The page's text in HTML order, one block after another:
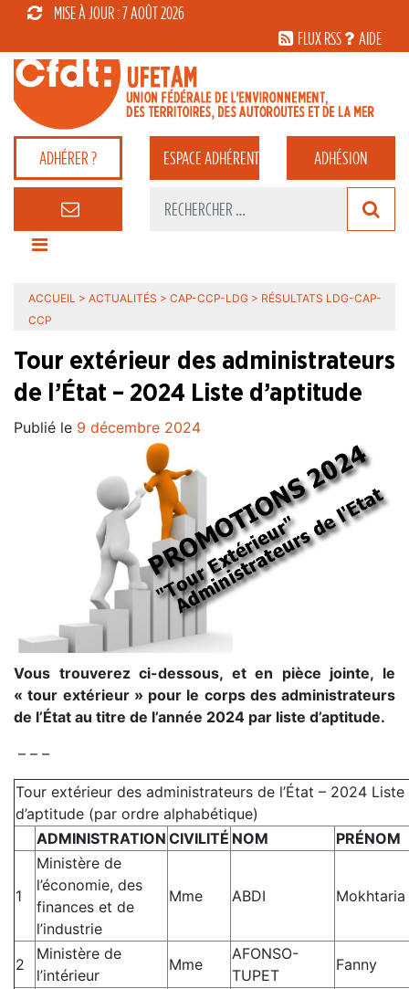
MISE À JOUR : 7 AOÛT 2026
FLUX RSS
AIDE
ADHÉRER ? ESPACEADHÉRENT ADHÉSION
ACCUEIL > ACTUALITÉS > CAP-CCP-LDG > RÉSULTATS LDG-CAP-
CCP
Tour extérieur des administrateurs
de l’État – 2024 Liste d’aptitude
Publié le 9 décembre 2024
Vous trouverez ci-dessous, et en pièce jointe, le
« tour extérieur » pour le corps des administrateurs
de l’État au titre de l’année 2024 par liste d’aptitude.
– – –
Tour extérieur des administrateurs de l’État – 2024 Liste
d’aptitude (par ordre alphabétique)
ADMINISTRATION CIVILITÉ NOM PRÉNOM
1
Ministère de
l’économie, des
finances et de
l’industrie
Mme ABDI Mokhtaria
2
Ministère de
l’intérieur
Mme
AFONSO-
TUPET
Fanny